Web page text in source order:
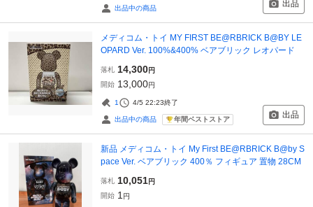
出品中の商品 出品
メディコム・トイ MY FIRST BE@RBRICK B@BY LE
OPARD Ver. 100%&400% ベアブリック レオパード
落札 14,300円
開始 13,000円
1 4/5 22:23終了
出品中の商品 年間ベストストア 出品
新品 メディコム・トイ My First BE@RBRICK B@by S
pace Ver. ベアブリック 400％ フィギュア 置物 28CM
落札 10,051円
開始 1 円